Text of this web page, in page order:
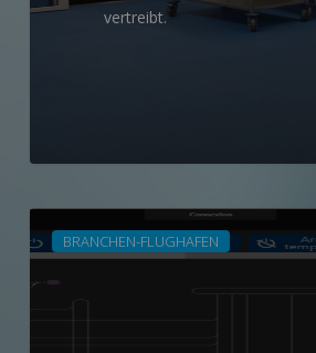
vertreibt.
BRANCHEN-FLUGHAFEN